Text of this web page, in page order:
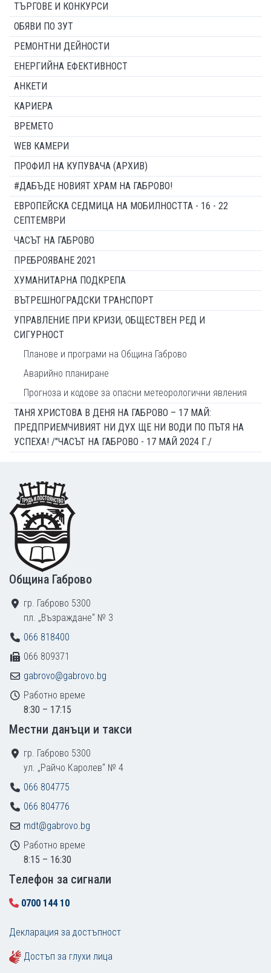
ТЪРГОВЕ И КОНКУРСИ
ОБЯВИ ПО ЗУТ
РЕМОНТНИ ДЕЙНОСТИ
ЕНЕРГИЙНА ЕФЕКТИВНОСТ
АНКЕТИ
КАРИЕРА
ВРЕМЕТО
WEB КАМЕРИ
ПРОФИЛ НА КУПУВАЧА (АРХИВ)
#ДАБЪДЕ НОВИЯТ ХРАМ НА ГАБРОВО!
ЕВРОПЕЙСКА СЕДМИЦА НА МОБИЛНОСТТА - 16 - 22
СЕПТЕМВРИ
ЧАСЪТ НА ГАБРОВО
ПРЕБРОЯВАНЕ 2021
ХУМАНИТАРНА ПОДКРЕПА
ВЪТРЕШНОГРАДСКИ ТРАНСПОРТ
УПРАВЛЕНИЕ ПРИ КРИЗИ, ОБЩЕСТВЕН РЕД И
СИГУРНОСТ
Планове и програми на Община Габрово
Аварийно планиране
Прогноза и кодове за опасни метеорологични явления
ТАНЯ ХРИСТОВА В ДЕНЯ НА ГАБРОВО – 17 МАЙ:
ПРЕДПРИЕМЧИВИЯТ НИ ДУХ ЩЕ НИ ВОДИ ПО ПЪТЯ НА
УСПЕХА! /"ЧАСЪТ НА ГАБРОВО - 17 МАЙ 2024 Г./
Footer
Община Габрово
гр. Габрово 5300
пл. „Възраждане“ № 3
066 818400
066 809371
gabrovo@gabrovo.bg
Работно време
8:30 – 17:15
Местни данъци и такси
гр. Габрово 5300
ул. „Райчо Каролев“ № 4
066 804775
066 804776
mdt@gabrovo.bg
Работно време
8:15 – 16:30
Tелефон за сигнали
0700 144 10
Декларация за достъпност
Достъп за глухи лица